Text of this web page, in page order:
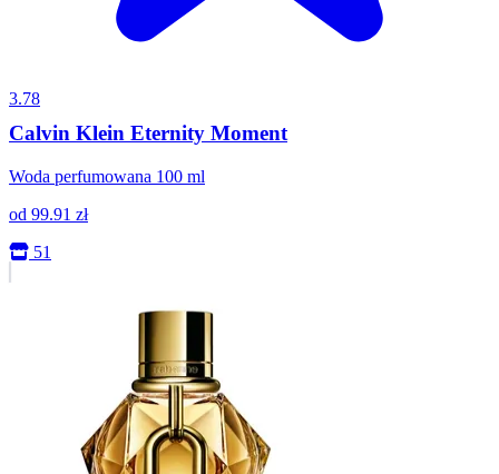
3.78
Calvin Klein Eternity Moment
Woda perfumowana 100 ml
od 99.91 zł
51